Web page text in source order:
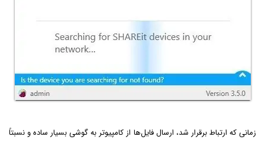
زمانی که ارتباط برقرار شد، ارسال فایل‌ها از کامپیوتر به گوشی بسیار ساده و نسبتاً